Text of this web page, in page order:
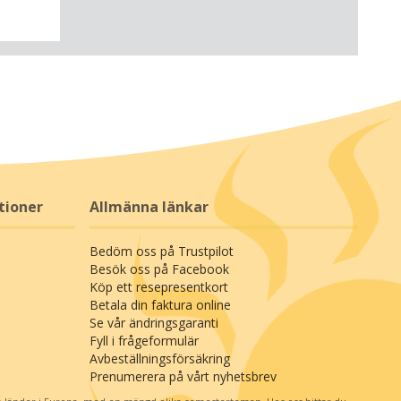
Allmänna länkar
Bedöm oss på Trustpilot
Besök oss på Facebook
Köp ett resepresentkort
Betala din faktura online
Se vår ändringsgaranti
Fyll i frågeformulär
Avbeställningsförsäkring
Prenumerera på vårt nyhetsbrev